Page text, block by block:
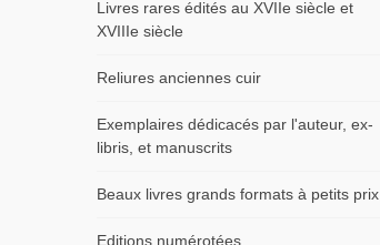
Livres rares édités au XVIIe siècle et
XVIIIe siècle
Reliures anciennes cuir
Exemplaires dédicacés par l'auteur, ex-
libris, et manuscrits
Beaux livres grands formats à petits prix
Editions numérotées